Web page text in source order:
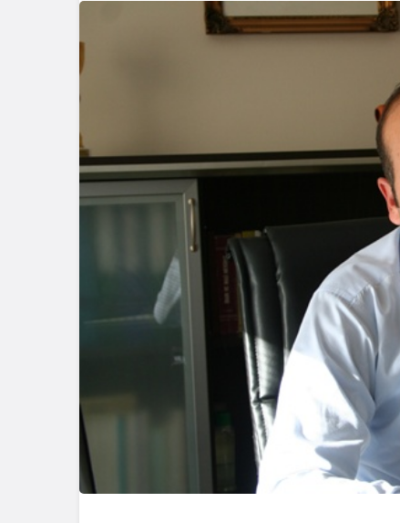
Ünlü
Çiftçi’nin